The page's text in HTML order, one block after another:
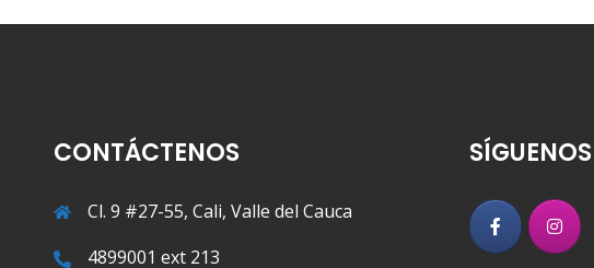
CONTÁCTENOS
Cl. 9 #27-55, Cali, Valle del Cauca
4899001 ext 213
SÍGUENOS